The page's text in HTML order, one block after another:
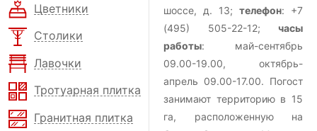
Цветники
Столики
Лавочки
Тротуарная плитка
Гранитная плитка
шоссе, д. 13; телефон: +7
(495) 505-22-12; часы
работы: май-сентябрь
09.00-19.00, октябрь-
апрель 09.00-17.00. Погост
занимают территорию в 15
га, расположенную на